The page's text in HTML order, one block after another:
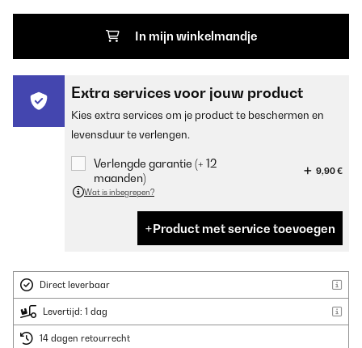
In mijn winkelmandje
Extra services voor jouw product
Kies extra services om je product te beschermen en
levensduur te verlengen.
Verlengde garantie (+ 12
maanden)
9,90 €
Wat is inbegrepen?
Product met service toevoegen
Direct leverbaar
Levertijd: 1 dag
14 dagen retourrecht